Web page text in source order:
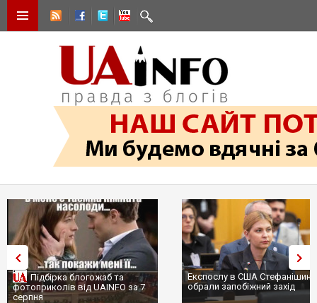
Підбірка блогожаб та
фотоприколів від UAINFO за 7
серпня
Експослу в США Стефанішиній
обрали запобіжний захід